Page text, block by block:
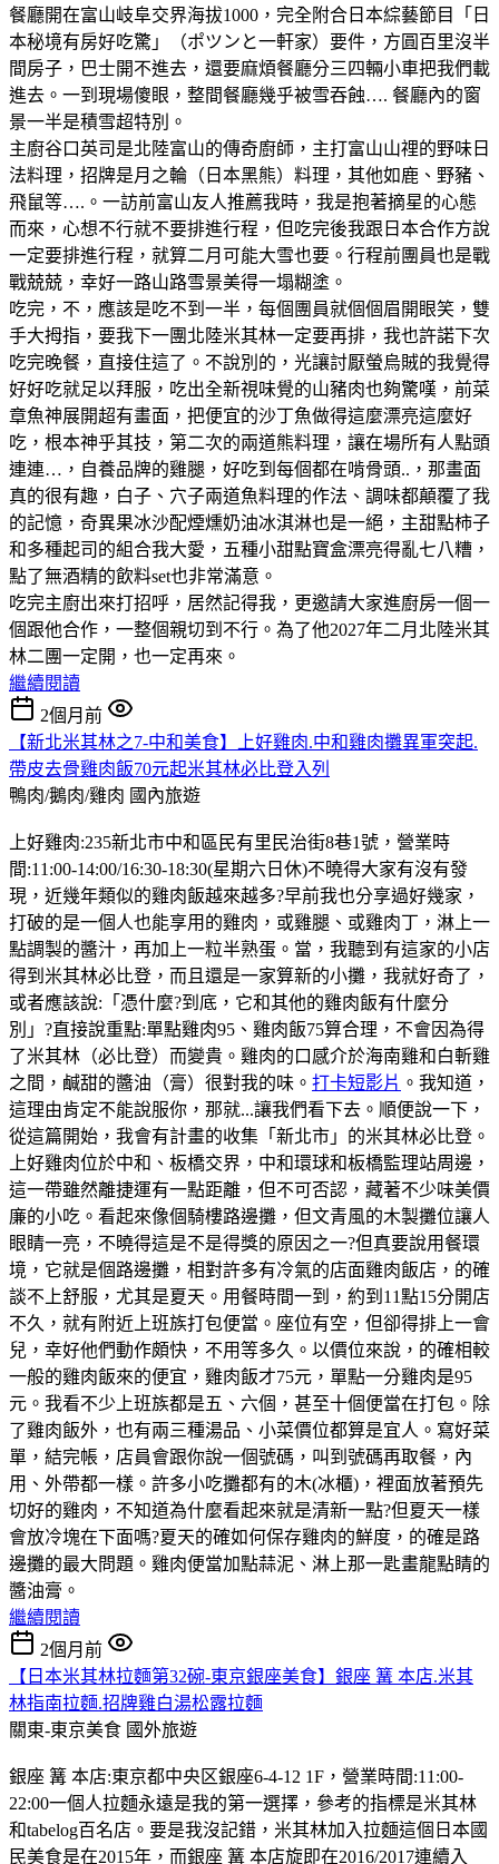
餐廳開在富山岐阜交界海拔1000，完全附合日本綜藝節目「日
本秘境有房好吃驚」（ポツンと一軒家）要件，方圓百里沒半
間房子，巴士開不進去，還要麻煩餐廳分三四輛小車把我們載
進去。一到現場傻眼，整間餐廳幾乎被雪吞蝕…. 餐廳內的窗
景一半是積雪超特別。
主廚谷口英司是北陸富山的傳奇廚師，主打富山山𥚃的野味日
法料理，招牌是月之輪（日本黑熊）料理，其他如鹿、野豬、
飛鼠等….。一訪前富山友人推薦我時，我是抱著摘星的心態
而來，心想不行就不要排進行程，但吃完後我跟日本合作方說
一定要排進行程，就算二月可能大雪也要。行程前團員也是戰
戰兢兢，幸好一路山路雪景美得一塌糊塗。
吃完，不，應該是吃不到一半，每個團員就個個眉開眼笑，雙
手大拇指，要我下一團北陸米其林一定要再排，我也許諾下次
吃完晚餐，直接住這了。不說別的，光讓討厭螢烏賊的我覺得
好好吃就足以拜服，吃出全新視味覺的山豬肉也夠驚嘆，前菜
章魚神展開超有畫面，把便宜的沙丁魚做得這麼漂亮這麼好
吃，根本神乎其技，第二次的兩道熊料理，讓在場所有人點頭
連連…，自養品牌的雞腿，好吃到每個都在啃骨頭..，那畫面
真的很有趣，白子、穴子兩道魚料理的作法、調味都顛覆了我
的記憶，奇異果冰沙配煙燻奶油冰淇淋也是一絕，主甜點柿子
和多種起司的組合我大愛，五種小甜點寶盒漂亮得亂七八糟，
點了無酒精的飲料set也非常滿意。
吃完主廚出來打招呼，居然記得我，更邀請大家進廚房一個一
個跟他合作，一整個親切到不行。為了他2027年二月北陸米其
林二團一定開，也一定再來。
繼續閱讀
2個月前
【新北米其林之7-中和美食】上好雞肉.中和雞肉攤異軍突起.
帶皮去骨雞肉飯70元起米其林必比登入列
鴨肉/鵝肉/雞肉 國內旅遊
上好雞肉:235新北市中和區民有里民治街8巷1號，營業時
間:11:00-14:00/16:30-18:30(星期六日休)不曉得大家有沒有發
現，近幾年類似的雞肉飯越來越多?早前我也分享過好幾家，
打破的是一個人也能享用的雞肉，或雞腿、或雞肉丁，淋上一
點調製的醬汁，再加上一粒半熟蛋。當，我聽到有這家的小店
得到米其林必比登，而且還是一家算新的小攤，我就好奇了，
或者應該說:「憑什麼?到底，它和其他的雞肉飯有什麼分
別」?直接說重點:單點雞肉95、雞肉飯75算合理，不會因為得
了米其林（必比登）而變貴。雞肉的口感介於海南雞和白斬雞
之間，鹹甜的醬油（膏）很對我的味。 打卡短影片 。我知道，
這理由肯定不能說服你，那就...讓我們看下去。順便說一下，
從這篇開始，我會有計畫的收集「新北市」的米其林必比登。
上好雞肉位於中和、板橋交界，中和環球和板橋監理站周邊，
這一帶雖然離捷運有一點距離，但不可否認，藏著不少味美價
廉的小吃。看起來像個騎樓路邊攤，但文青風的木製攤位讓人
眼睛一亮，不曉得這是不是得獎的原因之一?但真要說用餐環
境，它就是個路邊攤，相對許多有冷氣的店面雞肉飯店，的確
談不上舒服，尤其是夏天。用餐時間一到，約到11點15分開店
不久，就有附近上班族打包便當。座位有空，但卻得排上一會
兒，幸好他們動作頗快，不用等多久。以價位來說，的確相較
一般的雞肉飯來的便宜，雞肉飯才75元，單點一分雞肉是95
元。我看不少上班族都是五、六個，甚至十個便當在打包。除
了雞肉飯外，也有兩三種湯品、小菜價位都算是宜人。寫好菜
單，結完帳，店員會跟你說一個號碼，叫到號碼再取餐，內
用、外帶都一樣。許多小吃攤都有的木(冰櫃)，裡面放著預先
切好的雞肉，不知道為什麼看起來就是清新一點?但夏天一樣
會放冷塊在下面嗎?夏天的確如何保存雞肉的鮮度，的確是路
邊攤的最大問題。雞肉便當加點蒜泥、淋上那一匙畫龍點睛的
醬油膏。
繼續閱讀
2個月前
【日本米其林拉麵第32碗-東京銀座美食】銀座 篝 本店.米其
林指南拉麵.招牌雞白湯松露拉麵
關東-東京美食 國外旅遊
銀座 篝 本店:東京都中央区銀座6-4-12 1F，營業時間:11:00-
22:00一個人拉麵永遠是我的第一選擇，參考的指標是米其林
和tabelog百名店。要是我沒記錯，米其林加入拉麵這個日本國
民美食是在2015年，而銀座 篝 本店旋即在2016/2017連續入